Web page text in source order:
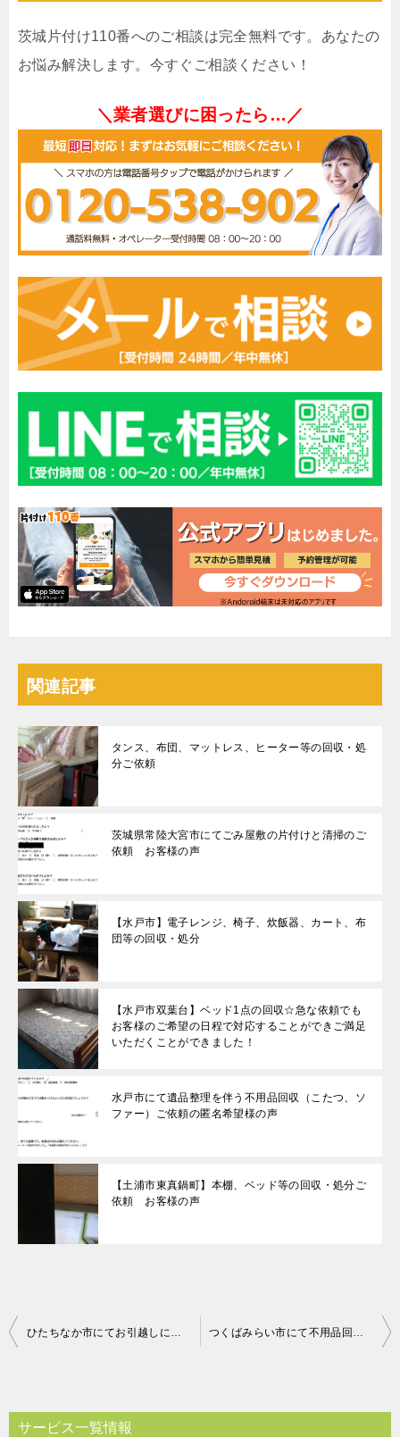
茨城片付け110番へのご相談は完全無料です。あなたの
お悩み解決します。今すぐご相談ください！
＼業者選びに困ったら…／
関連記事
タンス、布団、マットレス、ヒーター等の回収・処
分ご依頼
茨城県常陸大宮市にてごみ屋敷の片付けと清掃のご
依頼 お客様の声
【水戸市】電子レンジ、椅子、炊飯器、カート、布
団等の回収・処分
【水戸市双葉台】ベッド1点の回収☆急な依頼でも
お客様のご希望の日程で対応することができご満足
いただくことができました！
水戸市にて遺品整理を伴う不用品回収（こたつ、ソ
ファー）ご依頼の匿名希望様の声
【土浦市東真鍋町】本棚、ベッド等の回収・処分ご
依頼 お客様の声
投
ビ
ひたちなか市にてお引越しに伴う不用品回収（シングルベッド）のご依頼 匿名希望様の声 つくばみらい市にて不用品回収（カーペット、ダンボール、布団）のご依頼 お客様の声
サービス一覧情報